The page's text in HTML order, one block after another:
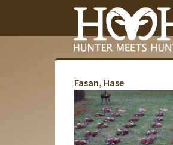
Fasan, Hase